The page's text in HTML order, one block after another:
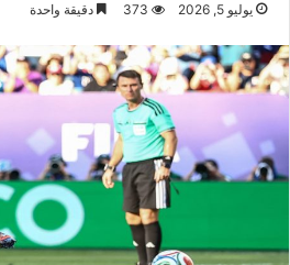
يوليو 5, 2026 373 دقيقة واحدة